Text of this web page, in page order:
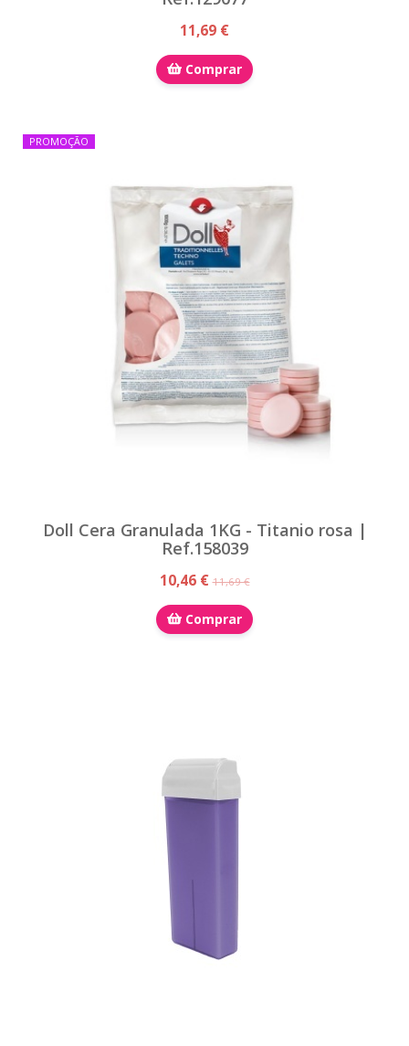
11,69 €
Comprar
PROMOÇÃO
Doll Cera Granulada 1KG - Titanio rosa |
Ref.158039
10,46 €11,69 €
Comprar